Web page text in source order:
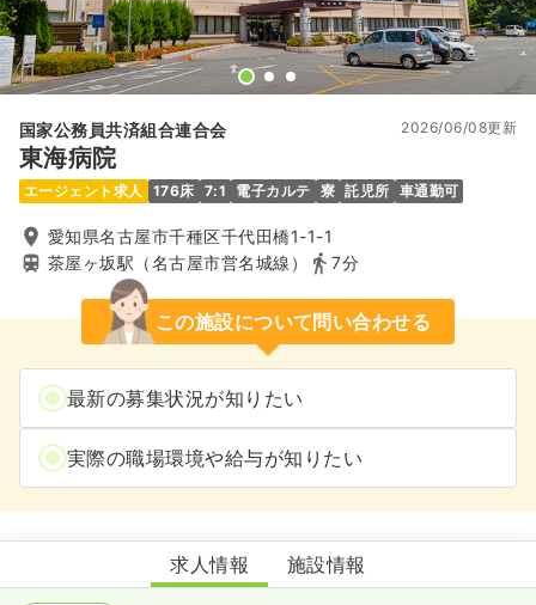
国家公務員共済組合連合会
東海病院
2026/06/08更新
エージェント求人 176床 7:1 電子カルテ 寮 託児所 車通勤可
愛知県名古屋市千種区千代田橋1-1-1
茶屋ヶ坂駅（名古屋市営名城線）
7分
この施設について問い合わせる
最新の募集状況が知りたい
実際の職場環境や給与が知りたい
東海病院
求人情報 施設情報